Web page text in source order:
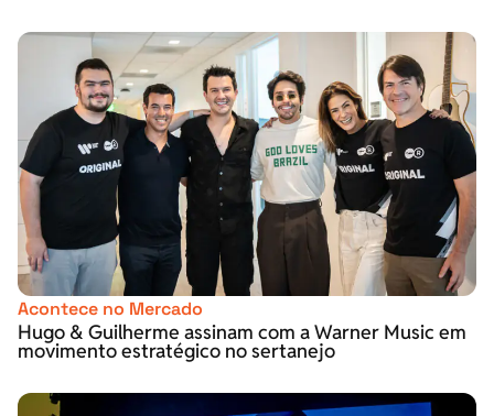
Acontece no Mercado
Hugo & Guilherme assinam com a Warner Music em
movimento estratégico no sertanejo